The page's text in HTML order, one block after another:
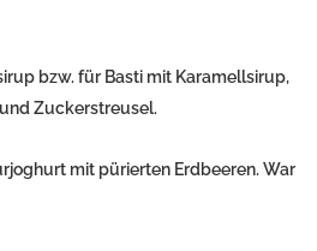
bzw. für Basti mit Karamellsirup,
Zuckerstreusel.
mit pürierten Erdbeeren. War